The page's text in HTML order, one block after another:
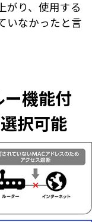
がり、使用する
いなかったと言
ー機能付
択可能